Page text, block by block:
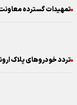
تمهیدات گسترده
تردد خودروهای پلاک